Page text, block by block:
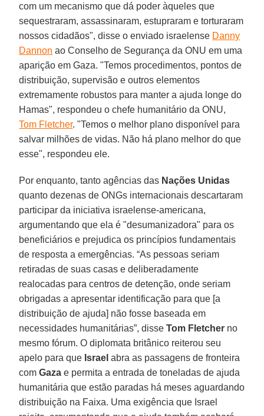
com um mecanismo que dá poder àqueles que
sequestraram, assassinaram, estupraram e torturaram
nossos cidadãos", disse o enviado israelense Danny
Dannon ao Conselho de Segurança da ONU em uma
aparição em Gaza. "Temos procedimentos, pontos de
distribuição, supervisão e outros elementos
extremamente robustos para manter a ajuda longe do
Hamas", respondeu o chefe humanitário da ONU,
Tom Fletcher. "Temos o melhor plano disponível para
salvar milhões de vidas. Não há plano melhor do que
esse", respondeu ele.
Por enquanto, tanto agências das Nações Unidas
quanto dezenas de ONGs internacionais descartaram
participar da iniciativa israelense-americana,
argumentando que ela é "desumanizadora" para os
beneficiários e prejudica os princípios fundamentais
de resposta a emergências. “As pessoas seriam
retiradas de suas casas e deliberadamente
realocadas para centros de detenção, onde seriam
obrigadas a apresentar identificação para que [a
distribuição de ajuda] não fosse baseada em
necessidades humanitárias”, disseTom Fletcher no
mesmo fórum. O diplomata britânico reiterou seu
apelo para que Israel abra as passagens de fronteira
comGaza e permita a entrada de toneladas de ajuda
humanitária que estão paradas há meses aguardando
distribuição na Faixa. Uma exigência que Israel